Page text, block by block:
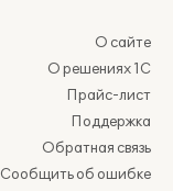
О сайте
О решениях 1С
Прайс-лист
Поддержка
Обратная связь
Сообщить об ошибке